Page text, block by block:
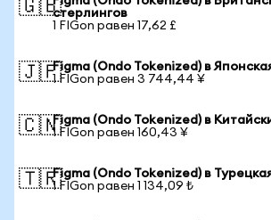
🇬🇧стерлингов
1 FIGon равен 17,62 £
🇯🇵Figma (Ondo Tokenized) в
1 FIGon равен 3 744,44 ¥
🇨🇳Figma (Ondo Tokenized) в
1 FIGon равен 160,43 ¥
🇹🇷Figma (Ondo Tokenized) в
1 FIGon равен 1 134,09 ₺